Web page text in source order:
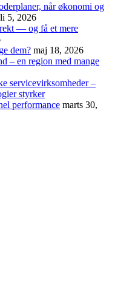
når økonomi og
5, 2026
— og få et mere
dem? maj 18, 2026
– en region med mange
servicevirksomheder –
styrker
performance marts 30,